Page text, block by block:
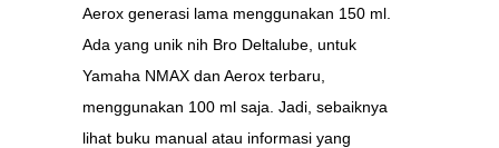
Aerox generasi lama menggunakan 150 ml.
Ada yang unik nih Bro Deltalube, untuk
Yamaha NMAX dan Aerox terbaru,
menggunakan 100 ml saja. Jadi, sebaiknya
lihat buku manual atau informasi yang